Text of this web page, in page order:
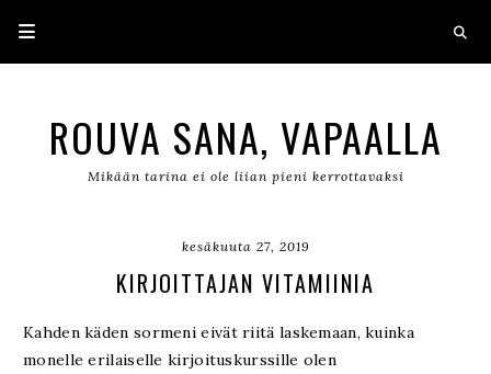
ROUVA SANA, VAPAALLA
Mikään tarina ei ole liian pieni kerrottavaksi
kesäkuuta 27, 2019
KIRJOITTAJAN VITAMIINIA
Kahden käden sormeni eivät riitä laskemaan, kuinka
monelle erilaiselle kirjoituskurssille olen